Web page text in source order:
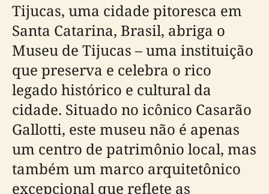
Tijucas, uma cidade pitoresca em
Santa Catarina, Brasil, abriga o
Museu de Tijucas – uma instituição
que preserva e celebra o rico
legado histórico e cultural da
cidade. Situado no icônico Casarão
Gallotti, este museu não é apenas
um centro de patrimônio local, mas
também um marco arquitetônico
excepcional que reflete as